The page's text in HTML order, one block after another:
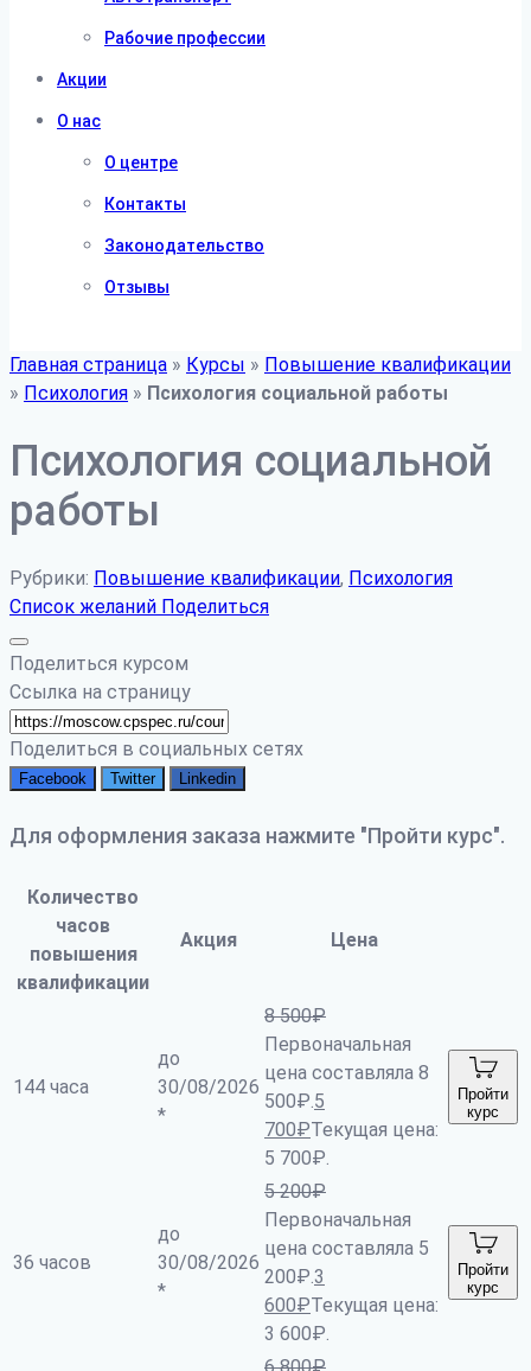
Рабочие профессии
Акции
О нас
О центре
Контакты
Законодательство
Отзывы
Главная страница » Курсы » Повышение квалификации
» Психология » Психология социальной работы
Психология социальной
работы
Рубрики: Повышение квалификации, Психология
Список желаний Поделиться
Поделиться курсом
Ссылка на страницу
Поделиться в социальных сетях
Facebook Twitter Linkedin
Для оформления заказа нажмите "Пройти курс".
Количество
часов
повышения
квалификации
Акция Цена
144 часа
до
30/08/2026
*
8 500₽
Первоначальная
цена составляла 8
500₽.5
700₽Текущая цена:
5 700₽.
Пройти
курс
36 часов
до
30/08/2026
*
5 200₽
Первоначальная
цена составляла 5
200₽.3
600₽Текущая цена:
3 600₽.
Пройти
курс